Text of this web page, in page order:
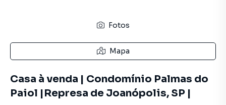
Fotos
Mapa
Casa à venda | Condomínio Palmas do
Paiol |Represa de Joanópolis, SP |